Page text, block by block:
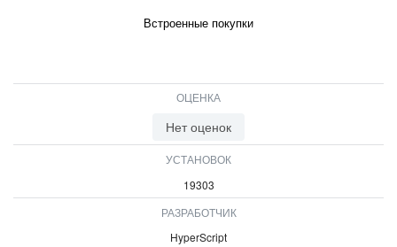
ВХОД
Встроенные покупки
ОЦЕНКА
Нет оценок
УСТАНОВОК
19303
РАЗРАБОТЧИК
HyperScript